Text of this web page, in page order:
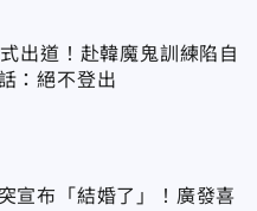
出道！赴韓魔鬼訓練陷自
：絕不登出
宣布「結婚了」！廣發喜